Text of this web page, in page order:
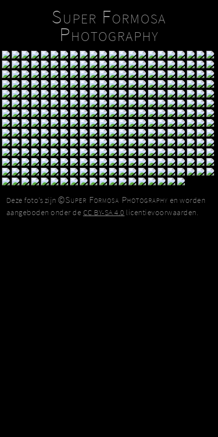
Super Formosa
Photography
Deze foto’s zijn ©Super Formosa Photography en worden
aangeboden onder de CC BY-SA 4.0 licentievoorwaarden.